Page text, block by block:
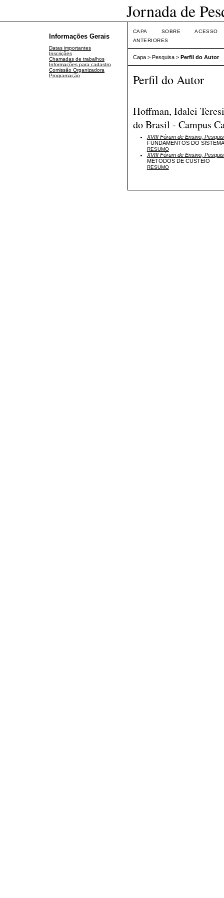
Jornada de
Informações Gerais
Datas importantes
Inscrições
Chamadas de trabalhos
Informações para cadastro
Comissão Organizadora
Programação
CAPA SOBRE
ACESSO
ANTERIORES
Capa> Pesquisa> Perfil do Autor
Perfil do Autor
Hoffman, Idalei
do Brasil - Campus
XVIII Fórum de Ensino,
FUNDAMENTOS DO
RESUMO
XVIII Fórum de Ensino,
MÉTODOS DE CUSTEIO
RESUMO